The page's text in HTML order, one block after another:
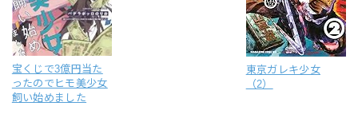
宝くじで3億円当た
ったのでヒモ美少女
飼い始めました
東京ガレキ少女
（2）